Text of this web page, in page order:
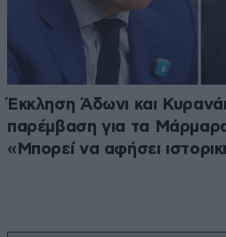
Έκκληση Άδωνι και
παρέμβαση για τα
«Μπορεί να αφήσει